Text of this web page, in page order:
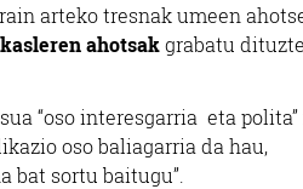
arteko tresnak umeen
ahotsakgrabatu
“oso interesgarria eta polita”
oso baliagarria da hau,
sortu baitugu”.